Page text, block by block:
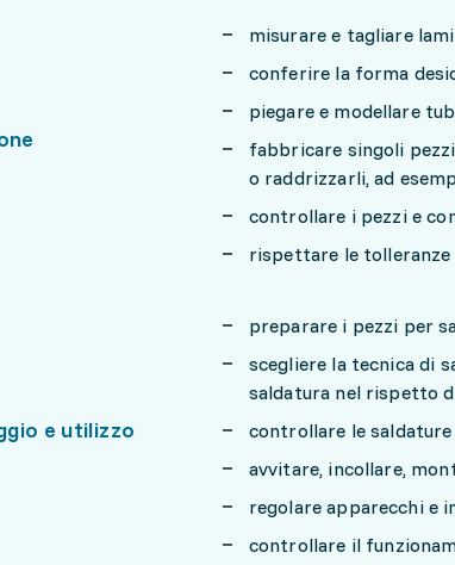
misurare e tagliare
conferire la forma
piegare e modellare
fabbricare singoli
o raddrizzarli, ad
controllare i pezzi e
rispettare le tolleranze
e utilizzo
preparare i pezzi per
scegliere la tecnica di
saldatura nel rispetto
controllare le
avvitare, incollare,
regolare apparecchi e
controllare il